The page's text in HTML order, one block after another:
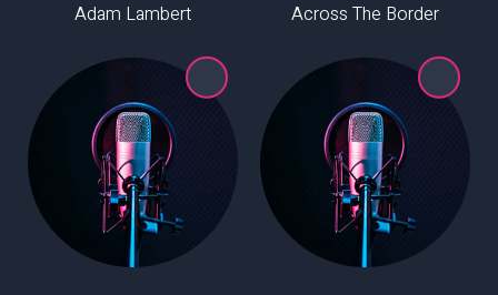
Across The Border
Adam Lambert